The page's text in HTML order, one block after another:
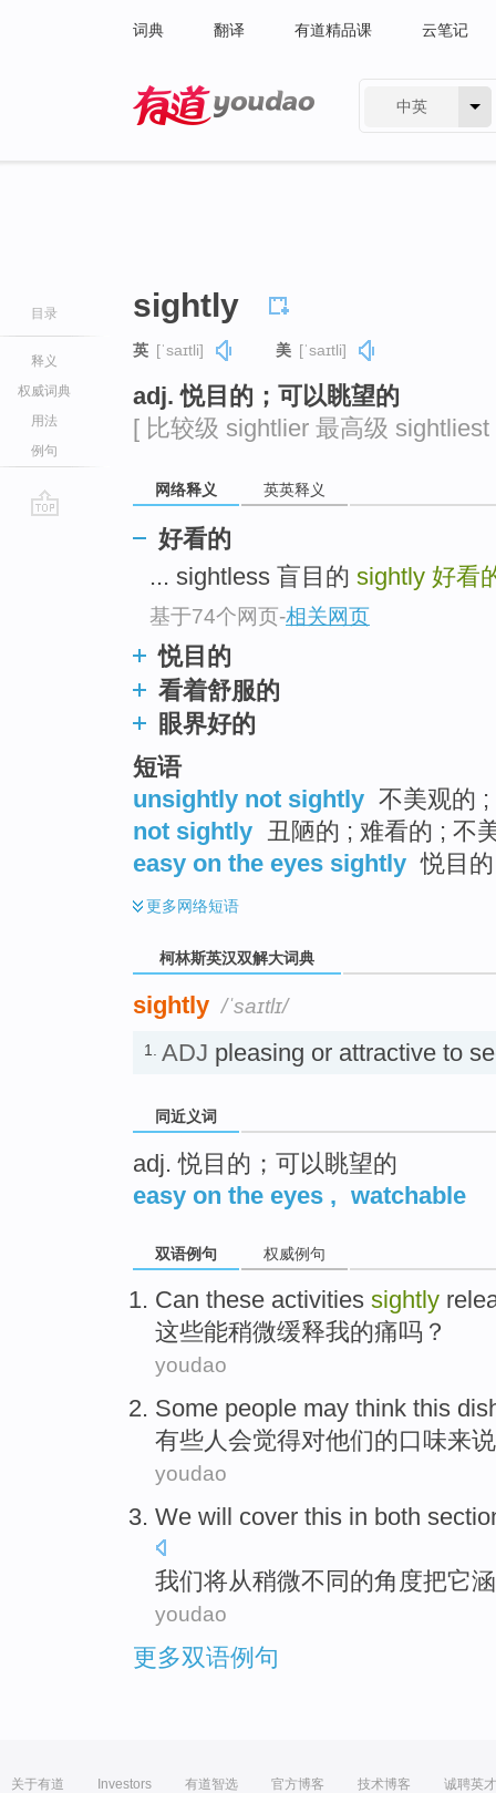
词典 翻译 有道精品课 云笔记
中英
目录
释义
权威词典
用法
例句
sightly
英 [ˈsaɪtli] 美 [ˈsaɪtli]
adj. 悦目的；可以眺望的
[ 比较级 sightlier 最高级 sightliest
网络释义 英英释义
好看的
... sightless 盲目的 sightly 好看
基于74个网页-相关网页
悦目的
看着舒服的
眼界好的
短语
unsightly not sightly 不美观的
not sightly 丑陋的 ; 难看的 ; 不
easy on the eyes sightly 悦目的
更多网络短语
柯林斯英汉双解大词典
sightly /ˈsaɪtlɪ/
1. ADJ pleasing or attractive to
同近义词
adj. 悦目的；可以眺望的
easy on the eyes , watchable
双语例句 权威例句
Can these activities sightly
这些能稍微缓释我的痛吗？
youdao
Some people may think this
有些人会觉得对他们的口味来
youdao
We will cover this in both
我们将从稍微不同 的角度把它
youdao
更多双语例句
关于有道 Investors 有道智选 官方博客 技术博客 诚聘英才